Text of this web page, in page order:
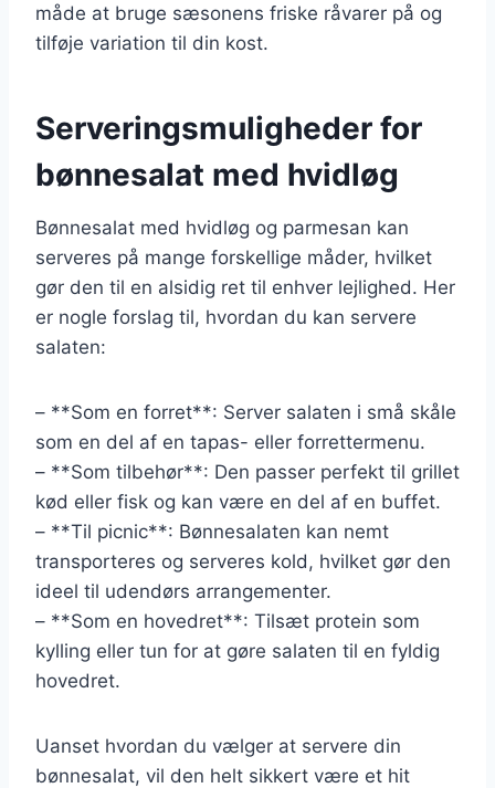
måde at bruge sæsonens friske råvarer på og
tilføje variation til din kost.
Serveringsmuligheder for
bønnesalat med hvidløg
Bønnesalat med hvidløg og parmesan kan
serveres på mange forskellige måder, hvilket
gør den til en alsidig ret til enhver lejlighed. Her
er nogle forslag til, hvordan du kan servere
salaten:
– **Som en forret**: Server salaten i små skåle
som en del af en tapas- eller forrettermenu.
– **Som tilbehør**: Den passer perfekt til grillet
kød eller fisk og kan være en del af en buffet.
– **Til picnic**: Bønnesalaten kan nemt
transporteres og serveres kold, hvilket gør den
ideel til udendørs arrangementer.
– **Som en hovedret**: Tilsæt protein som
kylling eller tun for at gøre salaten til en fyldig
hovedret.
Uanset hvordan du vælger at servere din
bønnesalat, vil den helt sikkert være et hit